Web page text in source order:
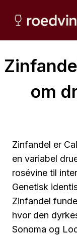
om
Zinfandel er
en variabel
rosévine til
Genetisk
Zinfandel
hvor den
Sonoma og